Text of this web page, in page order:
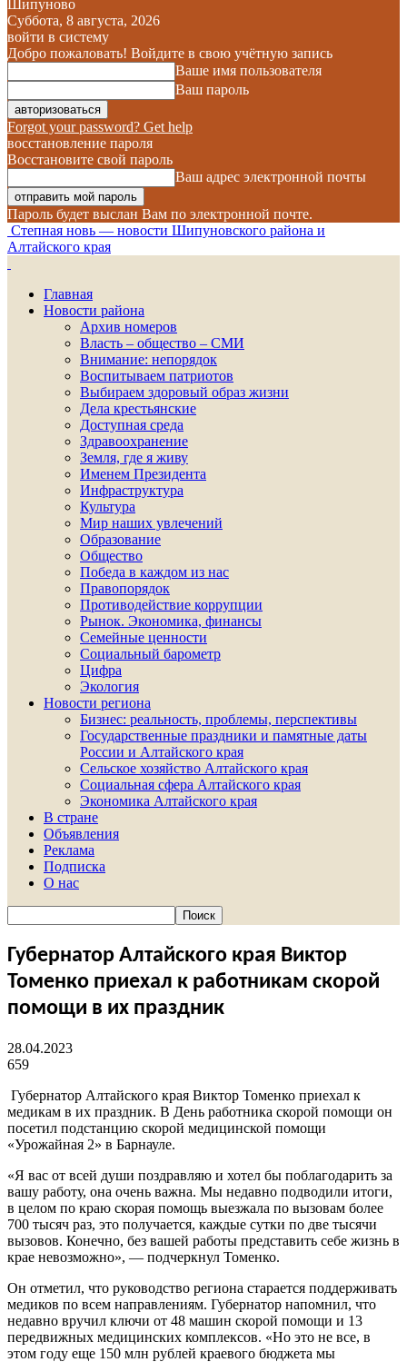
Шипуново
Суббота, 8 августа, 2026
войти в систему
Добро пожаловать! Войдите в свою учётную запись
Ваше имя пользователя
Ваш пароль
Forgot your password? Get help
восстановление пароля
Восстановите свой пароль
Ваш адрес электронной почты
Пароль будет выслан Вам по электронной почте.
Степная новь — новости Шипуновского района и
Алтайского края
Главная
Новости района
Архив номеров
Власть – общество – СМИ
Внимание: непорядок
Воспитываем патриотов
Выбираем здоровый образ жизни
Дела крестьянские
Доступная среда
Здравоохранение
Земля, где я живу
Именем Президента
Инфраструктура
Культура
Мир наших увлечений
Образование
Общество
Победа в каждом из нас
Правопорядок
Противодействие коррупции
Рынок. Экономика, финансы
Семейные ценности
Социальный барометр
Цифра
Экология
Новости региона
Бизнес: реальность, проблемы, перспективы
Государственные праздники и памятные даты
России и Алтайского края
Сельское хозяйство Алтайского края
Социальная сфера Алтайского края
Экономика Алтайского края
В стране
Объявления
Реклама
Подписка
О нас
Губернатор Алтайского края Виктор
Томенко приехал к работникам скорой
помощи в их праздник
28.04.2023
659
Губернатор Алтайского края Виктор Томенко приехал к
медикам в их праздник. В День работника скорой помощи он
посетил подстанцию скорой медицинской помощи
«Урожайная 2» в Барнауле.
«Я вас от всей души поздравляю и хотел бы поблагодарить за
вашу работу, она очень важна. Мы недавно подводили итоги,
в целом по краю скорая помощь выезжала по вызовам более
700 тысяч раз, это получается, каждые сутки по две тысячи
вызовов. Конечно, без вашей работы представить себе жизнь в
крае невозможно», — подчеркнул Томенко.
Он отметил, что руководство региона старается поддерживать
медиков по всем направлениям. Губернатор напомнил, что
недавно вручил ключи от 48 машин скорой помощи и 13
передвижных медицинских комплексов. «Но это не все, в
этом году еще 150 млн рублей краевого бюджета мы